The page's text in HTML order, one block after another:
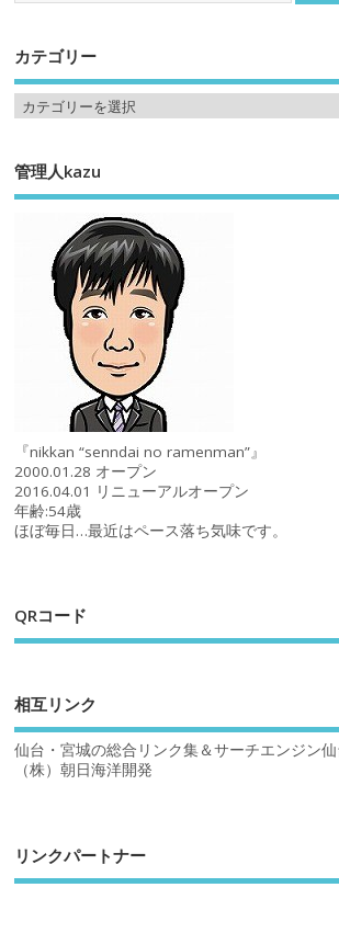
カテゴリー
管理人kazu
『nikkan “senndai no ramenman”』
2000.01.28 オープン
2016.04.01 リニューアルオープン
年齢:54歳
ほぼ毎日…最近はペース落ち気味です。
QRコード
相互リンク
仙台・宮城の総合リンク集＆サーチエンジン
（株）朝日海洋開発
リンクパートナー